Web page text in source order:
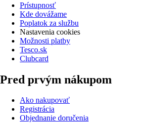
Prístupnosť
Kde dovážame
Poplatok za službu
Nastavenia cookies
Možnosti platby
Tesco.sk
Clubcard
Pred prvým nákupom
Ako nakupovať
Registrácia
Objednanie doručenia